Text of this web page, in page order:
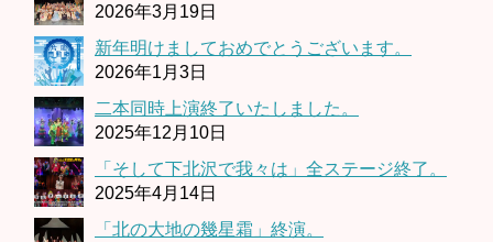
2026年3月19日
新年明けましておめでとうございます。
2026年1月3日
二本同時上演終了いたしました。
2025年12月10日
「そして下北沢で我々は」全ステージ終了。
2025年4月14日
「北の大地の幾星霜」終演。